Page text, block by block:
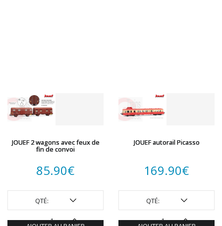
JOUEF 2 wagons avec feux de
fin de convoi
85.90€
QTÉ:
JOUEF autorail Picasso
169.90€
QTÉ: